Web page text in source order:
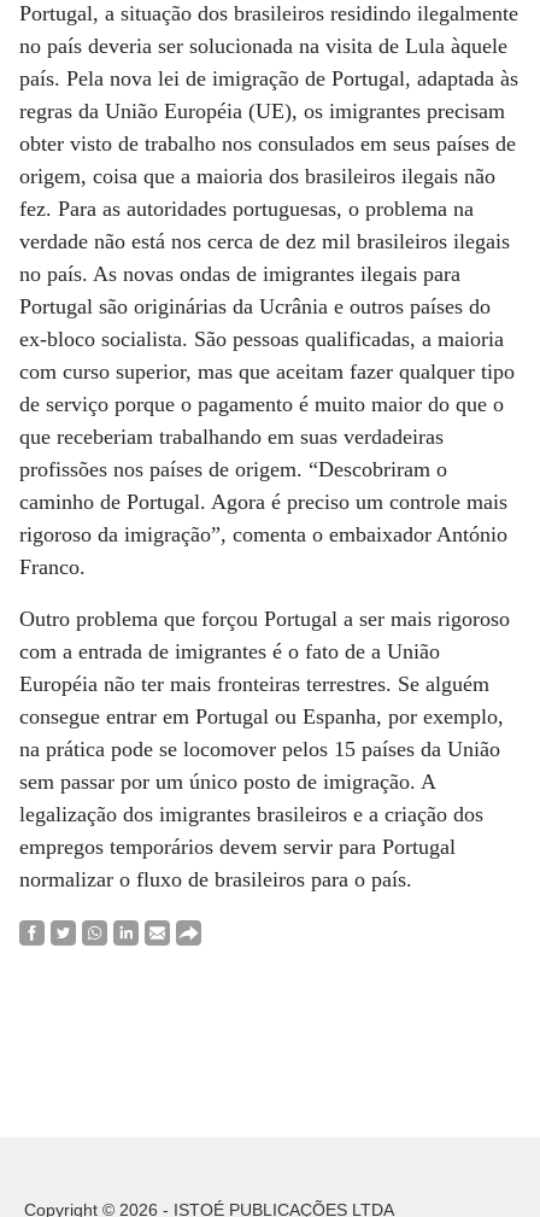
Portugal, a situação dos brasileiros residindo ilegalmente
no país deveria ser solucionada na visita de Lula àquele
país. Pela nova lei de imigração de Portugal, adaptada às
regras da União Européia (UE), os imigrantes precisam
obter visto de trabalho nos consulados em seus países de
origem, coisa que a maioria dos brasileiros ilegais não
fez. Para as autoridades portuguesas, o problema na
verdade não está nos cerca de dez mil brasileiros ilegais
no país. As novas ondas de imigrantes ilegais para
Portugal são originárias da Ucrânia e outros países do
ex-bloco socialista. São pessoas qualificadas, a maioria
com curso superior, mas que aceitam fazer qualquer tipo
de serviço porque o pagamento é muito maior do que o
que receberiam trabalhando em suas verdadeiras
profissões nos países de origem. “Descobriram o
caminho de Portugal. Agora é preciso um controle mais
rigoroso da imigração”, comenta o embaixador António
Franco.
Outro problema que forçou Portugal a ser mais rigoroso
com a entrada de imigrantes é o fato de a União
Européia não ter mais fronteiras terrestres. Se alguém
consegue entrar em Portugal ou Espanha, por exemplo,
na prática pode se locomover pelos 15 países da União
sem passar por um único posto de imigração. A
legalização dos imigrantes brasileiros e a criação dos
empregos temporários devem servir para Portugal
normalizar o fluxo de brasileiros para o país.
Copyright © 2026 - ISTOÉ PUBLICAÇÕES LTDA